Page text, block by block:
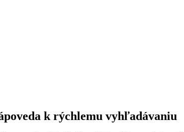
k rýchlemu vyhľadávaniu